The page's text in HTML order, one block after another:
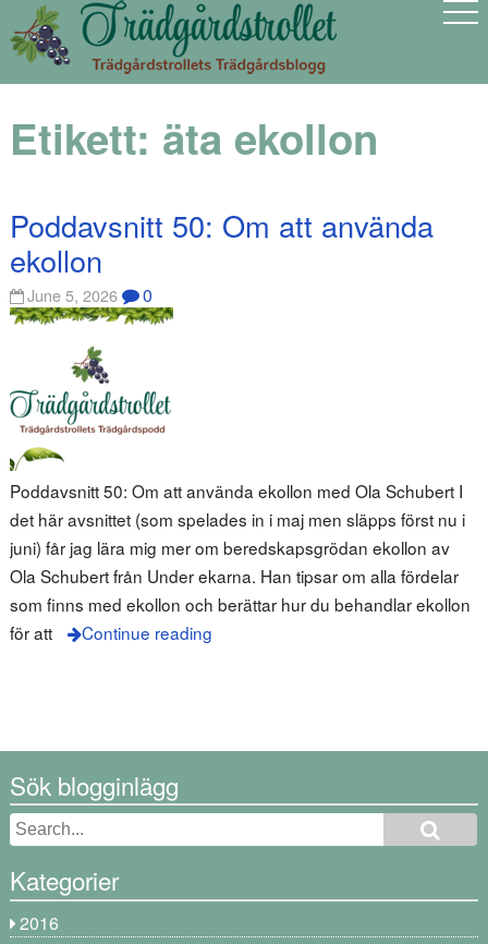
Etikett: äta ekollon
Poddavsnitt 50: Om att använda
ekollon
June 5, 2026 0
Poddavsnitt 50: Om att använda ekollon med Ola Schubert I
det här avsnittet (som spelades in i maj men släpps först nu i
juni) får jag lära mig mer om beredskapsgrödan ekollon av
Ola Schubert från Under ekarna. Han tipsar om alla fördelar
som finns med ekollon och berättar hur du behandlar ekollon
för att
Continue reading
Sök blogginlägg
Kategorier
2016